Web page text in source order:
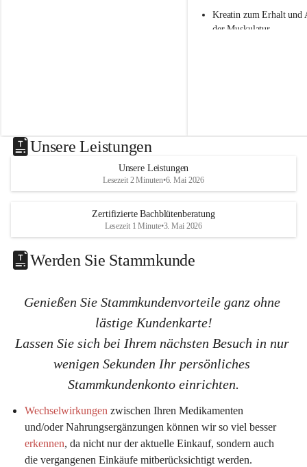
n
a
G
n
K
G
Kreatin zum Erhalt und
der Muskulatur
31.7.2026
Unsere Leistungen
Unsere Leistungen
Lesezeit 2 Minuten•6. Mai 2026
Zertifizierte Bachblütenberatung
Lesezeit 1 Minute•3. Mai 2026
Werden Sie Stammkunde
Genießen Sie Stammkundenvorteile ganz ohne
lästige Kundenkarte!
Lassen Sie sich bei Ihrem nächsten Besuch in nur
wenigen Sekunden Ihr persönliches
Stammkundenkonto einrichten.
Wechselwirkungen zwischen Ihren Medikamenten
und/oder Nahrungsergänzungen können wir so viel besser
erkennen, da nicht nur der aktuelle Einkauf, sondern auch
die vergangenen Einkäufe mitberücksichtigt werden.